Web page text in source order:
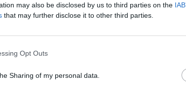
may also be disclosed by us to third parties on the
that may further disclose it to other third parties.
Opt Outs
Sharing of my personal data.
ΧΑΝΙΑ
τα αυτοκίνητα
κάτοικοι και οδηγοί που κινούνταν ξημερώματα